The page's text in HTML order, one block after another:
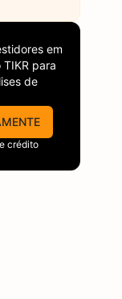
em
TIKR para
de
crédito